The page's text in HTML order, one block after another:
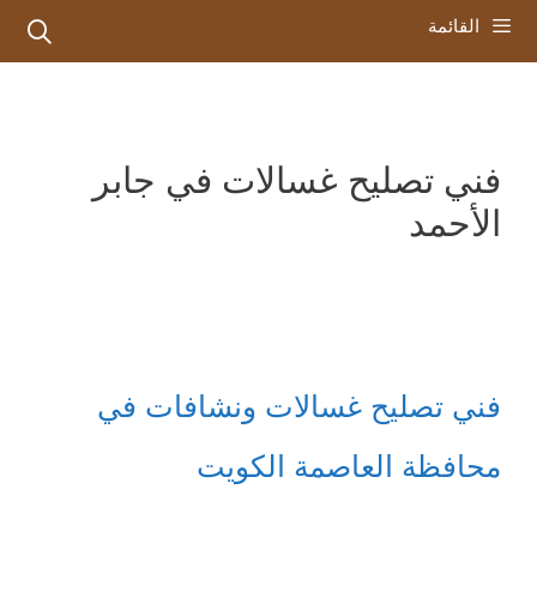
القائمة
فني تصليح غسالات في جابر
الأحمد
فني تصليح غسالات ونشافات في
محافظة العاصمة الكويت